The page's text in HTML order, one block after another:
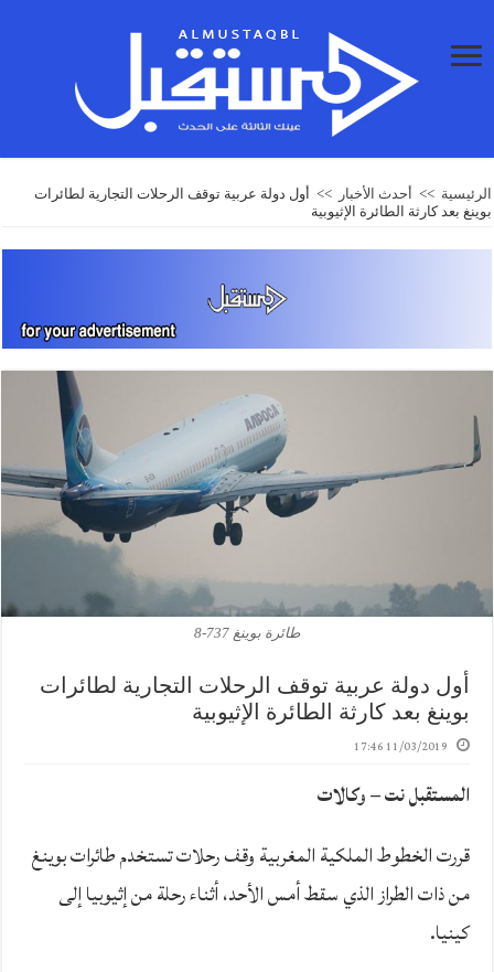
الرئيسية >> أحدث الأخبار >> أول دولة عربية توقف الرحلات التجارية لطائرات
بوينغ بعد كارثة الطائرة الإثيوبية
طائرة بوينغ 737-8
أول دولة عربية توقف الرحلات التجارية لطائرات
بوينغ بعد كارثة الطائرة الإثيوبية
11/03/2019 17:46
المستقبل نت – وكالات
قررت الخطوط الملكية المغربية وقف رحلات تستخدم طائرات بوينغ
من ذات الطراز الذي سقط أمس الأحد، أثناء رحلة من إثيوبيا إلى
كينيا.